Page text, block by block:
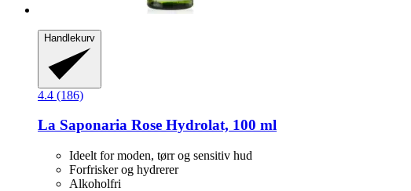
Handlekurv
4.4 (186)
La Saponaria Rose Hydrolat, 100 ml
Ideelt for moden, tørr og sensitiv hud
Forfrisker og hydrerer
Alkoholfri